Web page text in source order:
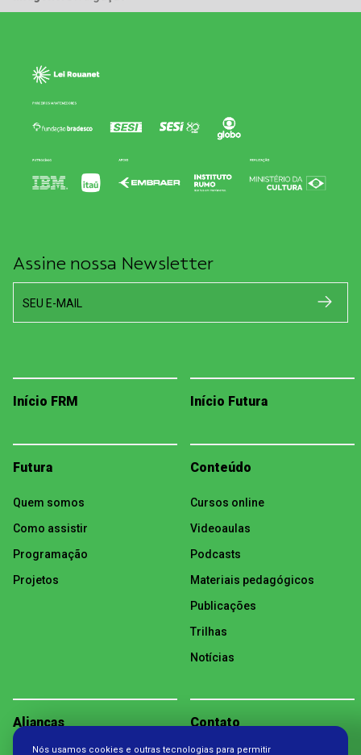
Assine nossa Newsletter
SEU E-MAIL
Início FRM Início Futura
Futura
Quem somos
Como assistir
Programação
Projetos
Conteúdo
Cursos online
Videoaulas
Podcasts
Materiais pedagógicos
Publicações
Trilhas
Notícias
Alianças Contato
Nós usamos cookies e outras tecnologias para permitir